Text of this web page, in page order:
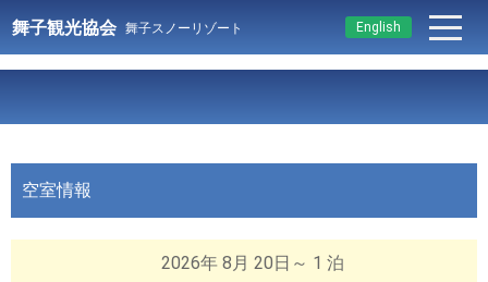
English
舞子観光協会 舞子スノーリゾート
空室情報
2026年 8月 20日～ 1 泊